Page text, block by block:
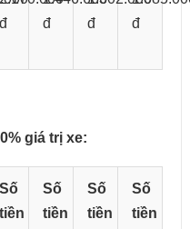
đ
đ
đ
đ
giá trị xe:
Số
tiền
Số
tiền
Số
tiền
Số
tiền